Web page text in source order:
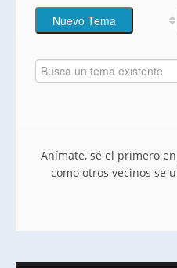
Anímate, sé el primero
como otros vecinos se